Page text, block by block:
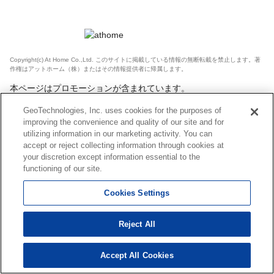
Copyright(c) At Home Co.,Ltd. このサイトに掲載している情報の無断転載を禁止します。著
作権はアットホーム（株）またはその情報提供者に帰属します。
本ページはプロモーションが含まれています。
GeoTechnologies, Inc. uses cookies for the purposes of
improving the convenience and quality of our site and for
utilizing information in our marketing activity. You can
accept or reject collecting information through cookies at
your discretion except information essential to the
functioning of our site.
Cookies Settings
Reject All
Accept All Cookies